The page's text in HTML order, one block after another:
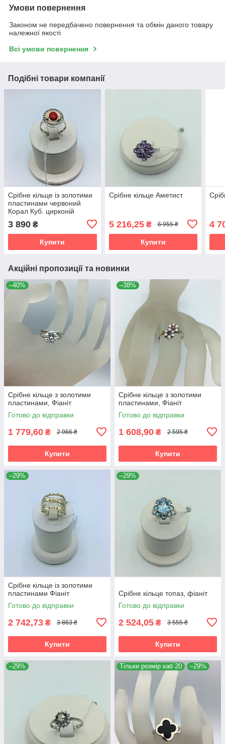
Умови повернення
Законом не передбачено повернення та обмін даного товару
належної якості
Всі умови повернення
Подібні товари компанії
Срібне кільце із золотими
пластинами червоний
Корал Куб. цирконій
3 890 ₴
Купити
Срібне кільце Аметист
5 216,25₴ 6 955 ₴
Купити
4
Акційні пропозиції та новинки
–40%
Срібне кільце з золотими
пластинами, Фіаніт
Готово до відправки
1 779,60 ₴ 2 966 ₴
Купити
–38%
Срібне кільце з золотими
пластинами, Фіаніт
Готово до відправки
1 608,90 ₴ 2 595 ₴
Купити
–29%
Срібне кільце із золотими
пластинами Фіаніт
Готово до відправки
2 742,73 ₴ 3 863 ₴
Купити
–29%
Срібне кільце топаз, фіаніт
Готово до відправки
2 524,05 ₴ 3 555 ₴
Купити
–29% Тільки розмір каб 20 –29%